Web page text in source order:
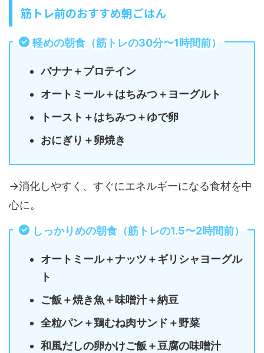
筋トレ前のおすすめ朝ごはん
軽めの朝食（筋トレの30分〜1時間前）
バナナ＋プロテイン
オートミール＋はちみつ＋ヨーグルト
トースト＋はちみつ＋ゆで卵
おにぎり＋卵焼き
→消化しやすく、すぐにエネルギーになる食材を中
心に。
しっかりめの朝食（筋トレの1.5〜2時間前）
オートミール＋ナッツ＋ギリシャヨーグル
ト
ご飯＋焼き魚＋味噌汁＋納豆
全粒パン＋鶏むね肉サンド＋野菜
和風だしの卵かけご飯＋豆腐の味噌汁